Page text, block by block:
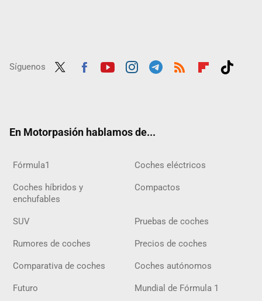
Síguenos
En Motorpasión hablamos de...
Fórmula1 Coches eléctricos
Coches híbridos y
enchufables
Compactos
SUV Pruebas de coches
Rumores de coches Precios de coches
Comparativa de coches Coches autónomos
Futuro Mundial de Fórmula 1